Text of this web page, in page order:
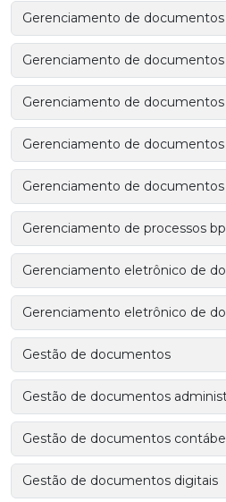
Gerenciamento de
Gerenciamento de documentos
Gerenciamento de
Gerenciamento de
Gerenciamento de documentos
Gerenciamento de processos
Gerenciamento eletrônico de
Gerenciamento eletrônico de
Gestão de documentos
Gestão de documentos
Gestão de documentos
Gestão de documentos digitais